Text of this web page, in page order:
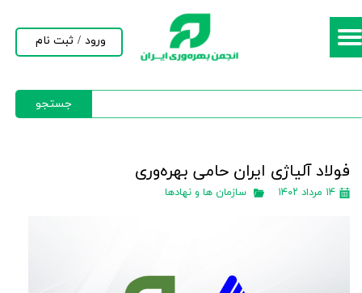
جستجو
ورود / ثبت نام
حساب کاربری من
فولاد آلياژی ايران حامی بهره‌وری
۱۴ مرداد ۱۴۰۲ سازمان ها و نهادها